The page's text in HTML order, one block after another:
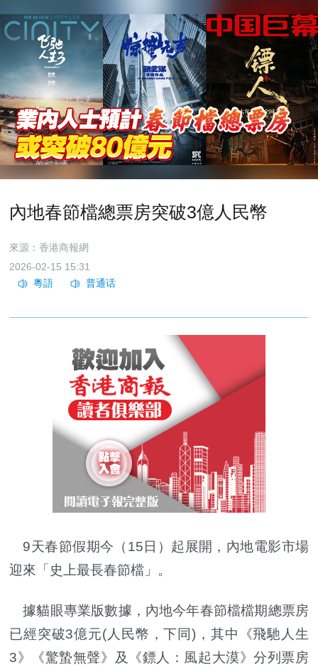
內地春節檔總票房突破3億人民幣
來源：香港商報網
2026-02-15 15:31
9天春節假期今（15日）起展開，內地電影市場
迎來「史上最長春節檔」。
據貓眼專業版數據，內地今年春節檔檔期總票房
已經突破3億元(人民幣 ，下同)，其中《飛馳人生
3》《驚蟄無聲》及《鏢人：風起大漠》分列票房